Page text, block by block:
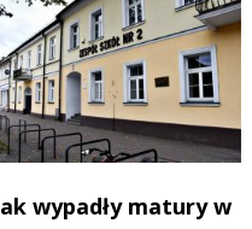
wypadły matury w